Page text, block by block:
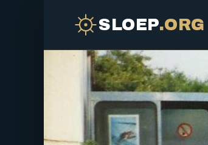
SLOEP.ORG